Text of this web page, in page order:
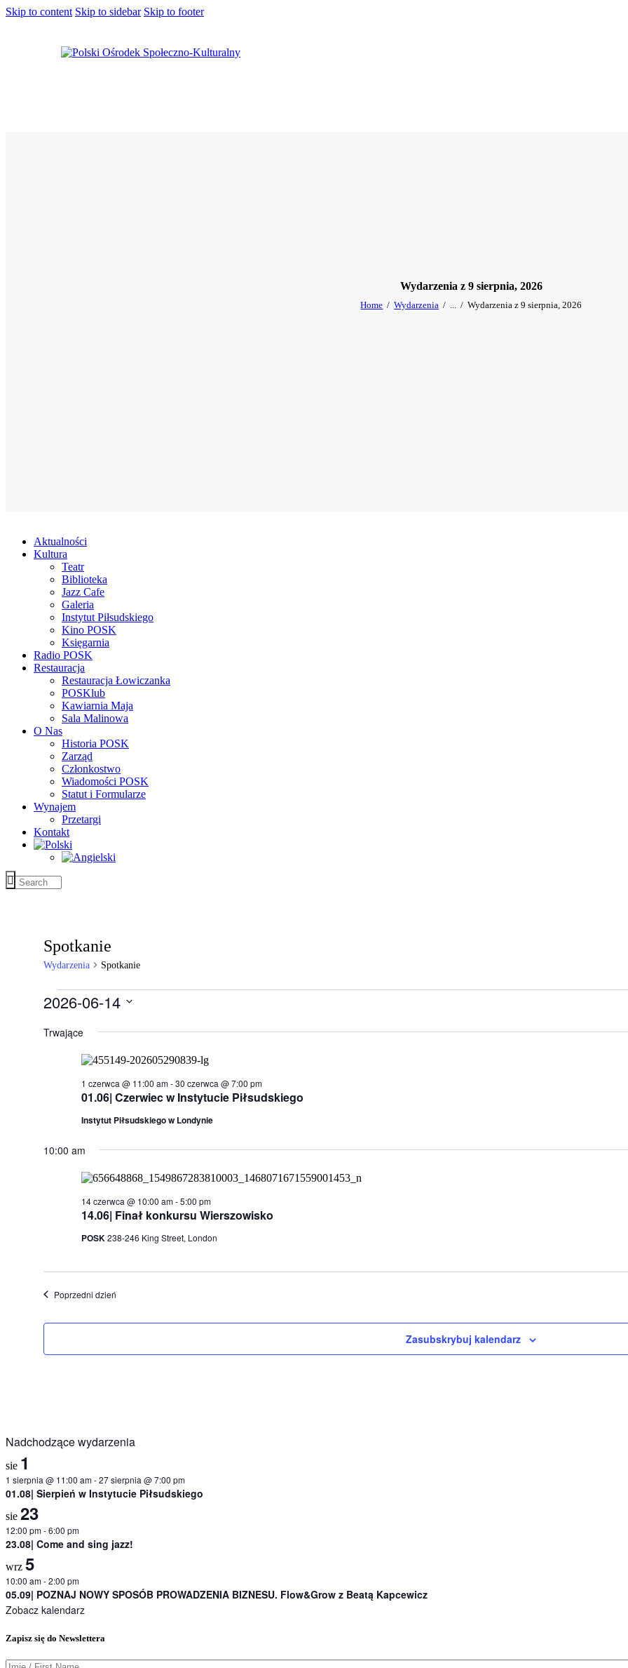
Skip to content Skip to sidebar Skip to footer
Wydarzenia z 9 sierpnia, 2026
Home Wydarzenia Wydarzenia z 9 sierpnia, 2026
Aktualności
Kultura
Teatr
Biblioteka
Jazz Cafe
Galeria
Instytut Piłsudskiego
Kino POSK
Księgarnia
Radio POSK
Restauracja
Restauracja Łowiczanka
POSKlub
Kawiarnia Maja
Sala Malinowa
O Nas
Historia POSK
Zarząd
Członkostwo
Wiadomości POSK
Statut i Formularze
Wynajem
Przetargi
Kontakt
Spotkanie
Wydarzenia Spotkanie
Wydarzenia
14
czerwca,
2026-06-14
datę.
Trwające
01.06| Czerwiec w Instytucie Piłsudskiego
1 czerwca @ 11:00 am-30 czerwca @ 7:00 pm
Instytut Piłsudskiego w Londynie
10:00 am
14.06| Finał konkursu Wierszowisko
14 czerwca @ 10:00 am-5:00 pm
POSK238-246 King Street, London
Poprzedni dzień
Zasubskrybuj kalendarz
Nadchodzące wydarzenia
sie 1
1 sierpnia @ 11:00 am-27 sierpnia @ 7:00 pm
01.08| Sierpień w Instytucie Piłsudskiego
sie 23
12:00 pm-6:00 pm
23.08| Come and sing jazz!
wrz 5
10:00 am-2:00 pm
05.09| POZNAJ NOWY SPOSÓB PROWADZENIA BIZNESU. Flow&Grow z Beatą Kapcewicz
Zobacz kalendarz
Zapisz się do Newslettera